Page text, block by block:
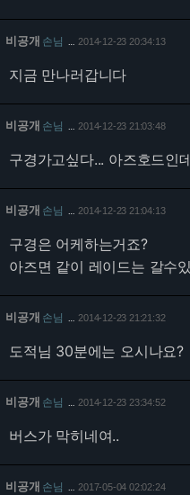
비공개 손님 2014-12-23 20:34:13
지금 만나러갑니다
비공개 손님 2014-12-23 21:03:48
구경가고싶다... 아즈호드인
비공개 손님 2014-12-23 21:04:13
구경은 어케하는거죠?
아즈면 같이 레이드는 갈수
비공개 손님 2014-12-23 21:21:32
도적님 30분에는 오시나요?
비공개 손님 2014-12-23 23:34:52
버스가 막히네여..
비공개 손님 2017-05-04 02:02:24